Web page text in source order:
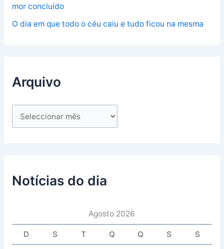
mor concluído
O dia em que todo o céu caiu e tudo ficou na mesma
Arquivo
Notícias do dia
Agosto 2026
D S T Q Q S S